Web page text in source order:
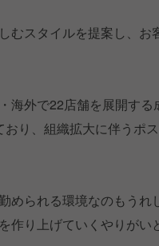
むスタイルを提案し、お
外で22店舗を展開する
り、組織拡大に伴うポ
められる環境なのもう
作り上げていくやりがい